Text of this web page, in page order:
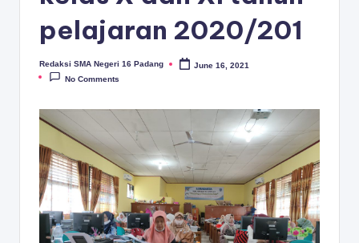
pelajaran 2020/201
Posted
by
Redaksi SMA Negeri 16 Padang
June 16, 2021
No Comments